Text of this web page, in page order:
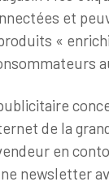
et
«
de la
en
newsletter